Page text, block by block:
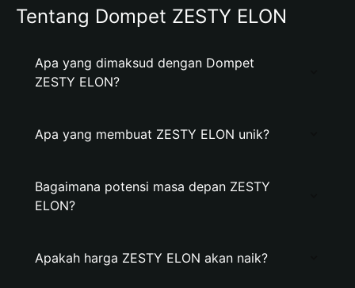
Tentang Dompet ZESTY ELON
Apa yang dimaksud dengan Dompet
ZESTY ELON?
Apa yang membuat ZESTY ELON unik?
Bagaimana potensi masa depan ZESTY
ELON?
Apakah harga ZESTY ELON akan naik?